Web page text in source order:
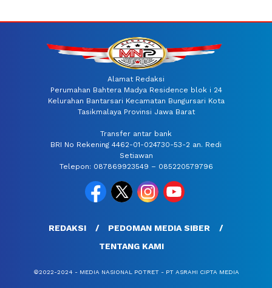
Alamat Redaksi
Perumahan Bahtera Madya Residence blok i 24
Kelurahan Bantarsari Kecamatan Bungursari Kota
Tasikmalaya Provinsi Jawa Barat
Transfer antar bank
BRI No Rekening 4462-01-024730-53-2 an. Redi
Setiawan
Telepon: 087869923549 – 085220579796
REDAKSI
PEDOMAN MEDIA SIBER
TENTANG KAMI
©2022-2024 - MEDIA NASIONAL POTRET - PT ASRAHI CIPTA MEDIA